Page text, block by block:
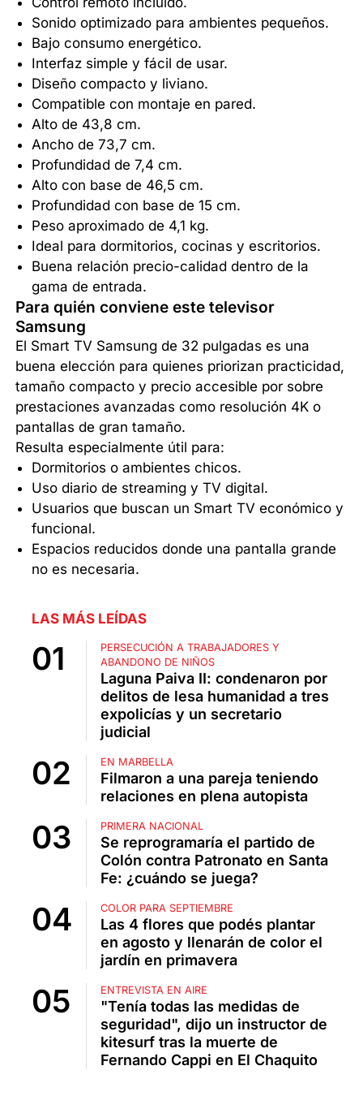
Sonido optimizado para ambientes pequeños.
Bajo consumo energético.
Interfaz simple y fácil de usar.
Diseño compacto y liviano.
Compatible con montaje en pared.
Alto de 43,8 cm.
Ancho de 73,7 cm.
Profundidad de 7,4 cm.
Alto con base de 46,5 cm.
Profundidad con base de 15 cm.
Peso aproximado de 4,1 kg.
Ideal para dormitorios, cocinas y escritorios.
Buena relación precio-calidad dentro de la
gama de entrada.
Para quién conviene este televisor
Samsung
El Smart TV Samsung de 32 pulgadas es una
buena elección para quienes priorizan practicidad,
tamaño compacto y precio accesible por sobre
prestaciones avanzadas como resolución 4K o
pantallas de gran tamaño.
Resulta especialmente útil para:
Dormitorios o ambientes chicos.
Uso diario de streaming y TV digital.
Usuarios que buscan un Smart TV económico y
funcional.
Espacios reducidos donde una pantalla grande
no es necesaria.
LAS MÁS LEÍDAS
PERSECUCIÓN A TRABAJADORES Y
ABANDONO DE NIÑOS
Laguna Paiva II: condenaron por
delitos de lesa humanidad a tres
expolicías y un secretario
judicial
EN MARBELLA
Filmaron a una pareja teniendo
relaciones en plena autopista
PRIMERA NACIONAL
Se reprogramaría el partido de
Colón contra Patronato en Santa
Fe: ¿cuándo se juega?
COLOR PARA SEPTIEMBRE
Las 4 flores que podés plantar
en agosto y llenarán de color el
jardín en primavera
ENTREVISTA EN AIRE
"Tenía todas las medidas de
seguridad", dijo un instructor de
kitesurf tras la muerte de
Fernando Cappi en El Chaquito